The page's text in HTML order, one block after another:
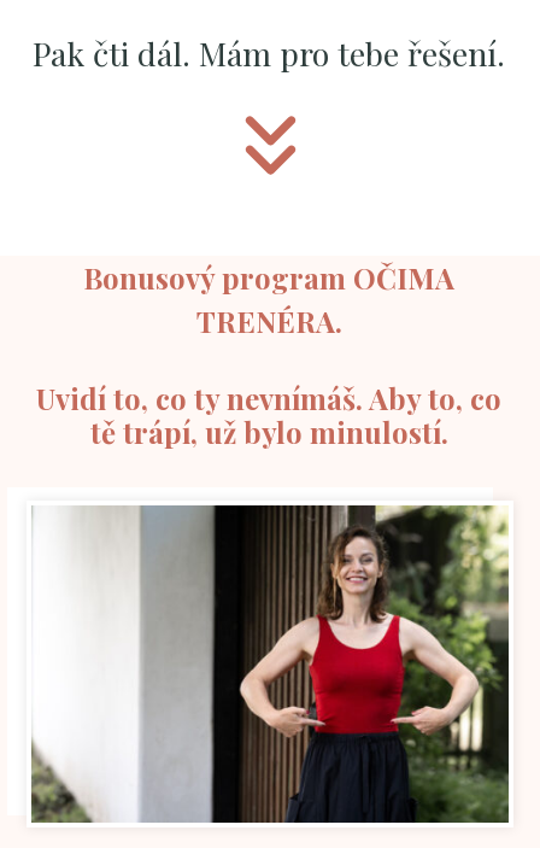
Pak čti dál. Mám pro tebe řešení.
Bonusový program OČIMA
TRENÉRA.
Uvidí to, co ty nevnímáš. Aby to, co
tě trápí, už bylo minulostí.